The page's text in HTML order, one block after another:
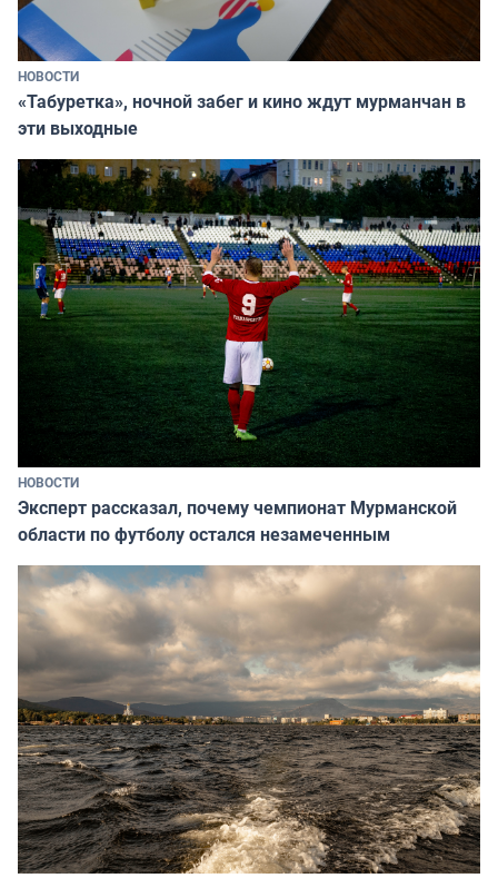
НОВОСТИ
«Табуретка», ночной забег и кино ждут мурманчан в
эти выходные
НОВОСТИ
Эксперт рассказал, почему чемпионат Мурманской
области по футболу остался незамеченным